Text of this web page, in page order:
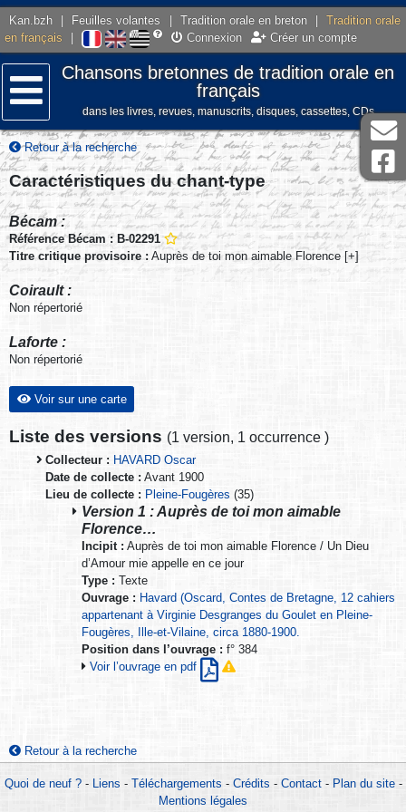
Kan.bzh Feuilles volantes Tradition orale en breton
Tradition orale
en français
Connexion Créer un compte
Menu
Chansons bretonnes de tradition orale en
français
dans les livres, revues, manuscrits, disques, cassettes, CDs
Retour à la recherche
Caractéristiques du chant-type
Bécam :
Référence Bécam : B-02291
Titre critique provisoire : Auprès de toi mon aimable Florence [+]
Coirault :
Non répertorié
Laforte :
Non répertorié
Voir sur une carte
Liste des versions (1 version, 1 occurrence )
Collecteur : HAVARD Oscar
Date de collecte : Avant 1900
Lieu de collecte : Pleine-Fougères (35)
Version 1 : Auprès de toi mon aimable
Florence…
Incipit : Auprès de toi mon aimable Florence / Un Dieu
d’Amour mie appelle en ce jour
Type : Texte
Ouvrage : Havard (Oscard, Contes de Bretagne, 12 cahiers
appartenant à Virginie Desgranges du Goulet en Pleine-
Fougères, Ille-et-Vilaine, circa 1880-1900.
Position dans l’ouvrage : f° 384
Voir l’ouvrage en pdf
Retour à la recherche
Quoi de neuf ?- Liens - Téléchargements - Crédits - Contact- Plan du site-
Mentions légales